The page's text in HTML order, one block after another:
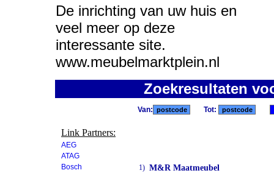
De inrichting van uw huis en
veel meer op deze
interessante site.
www.meubelmarktplein.nl
Zoekresultaten
Link Partners:
AEG
ATAG
Bosch
Van: Tot:
1) M&R Maatmeubel